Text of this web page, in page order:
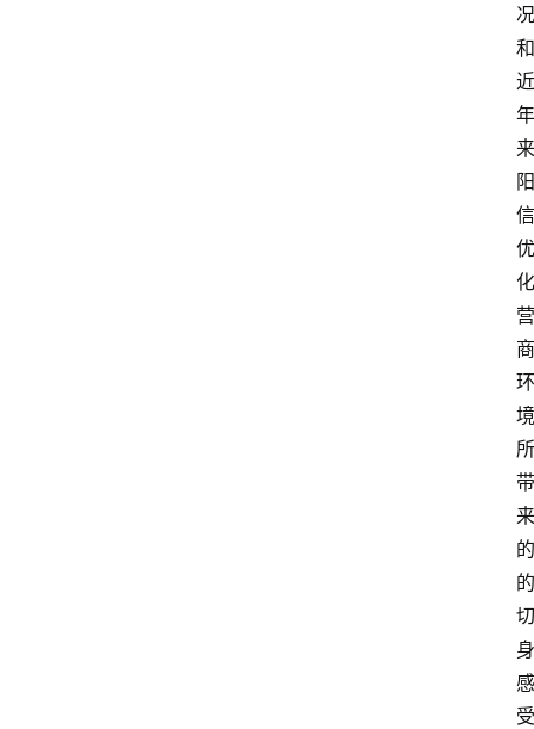
况
和
近
年
来
阳
信
优
化
营
商
环
境
所
带
来
的
的
切
身
感
受